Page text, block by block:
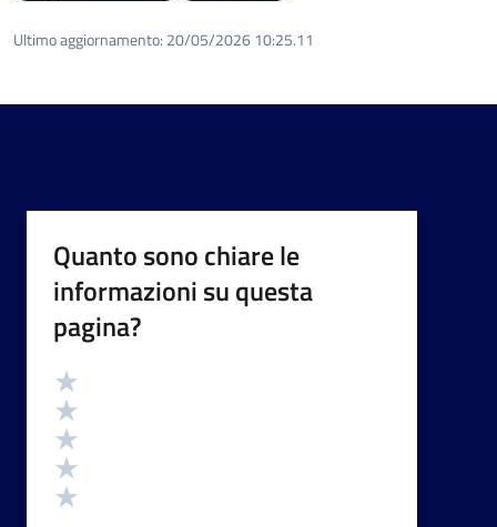
Ultimo aggiornamento: 20/05/2026 10:25.11
Quanto sono chiare le
informazioni su questa
pagina?
Valutazione